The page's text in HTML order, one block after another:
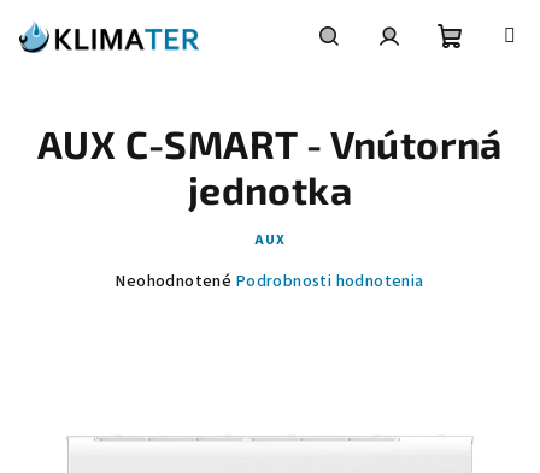
obsah
košík
AUX C-SMART - Vnútorná
jednotka
AUX
Priemerné
hviezdičiek.
Neohodnotené Podrobnosti hodnotenia